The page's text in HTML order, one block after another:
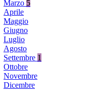
Marzo 5
Aprile
Maggio
Giugno
Luglio
Agosto
Settembre 1
Ottobre
Novembre
Dicembre